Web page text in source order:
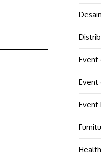
Event
Event
Event
Health